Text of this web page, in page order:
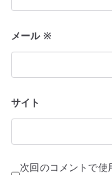
メール ※
サイト
次回のコメントで使